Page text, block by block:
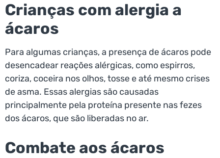
Crianças com alergia a
ácaros
Para algumas crianças, a presença de ácaros pode
desencadear reações alérgicas, como espirros,
coriza, coceira nos olhos, tosse e até mesmo crises
de asma. Essas alergias são causadas
principalmente pela proteína presente nas fezes
dos ácaros, que são liberadas no ar.
Combate aos ácaros